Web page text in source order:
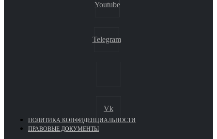
Youtube
Telegram
Vk
ПОЛИТИКА КОНФИДЕНЦИАЛЬНОСТИ
ПРАВОВЫЕ ДОКУМЕНТЫ